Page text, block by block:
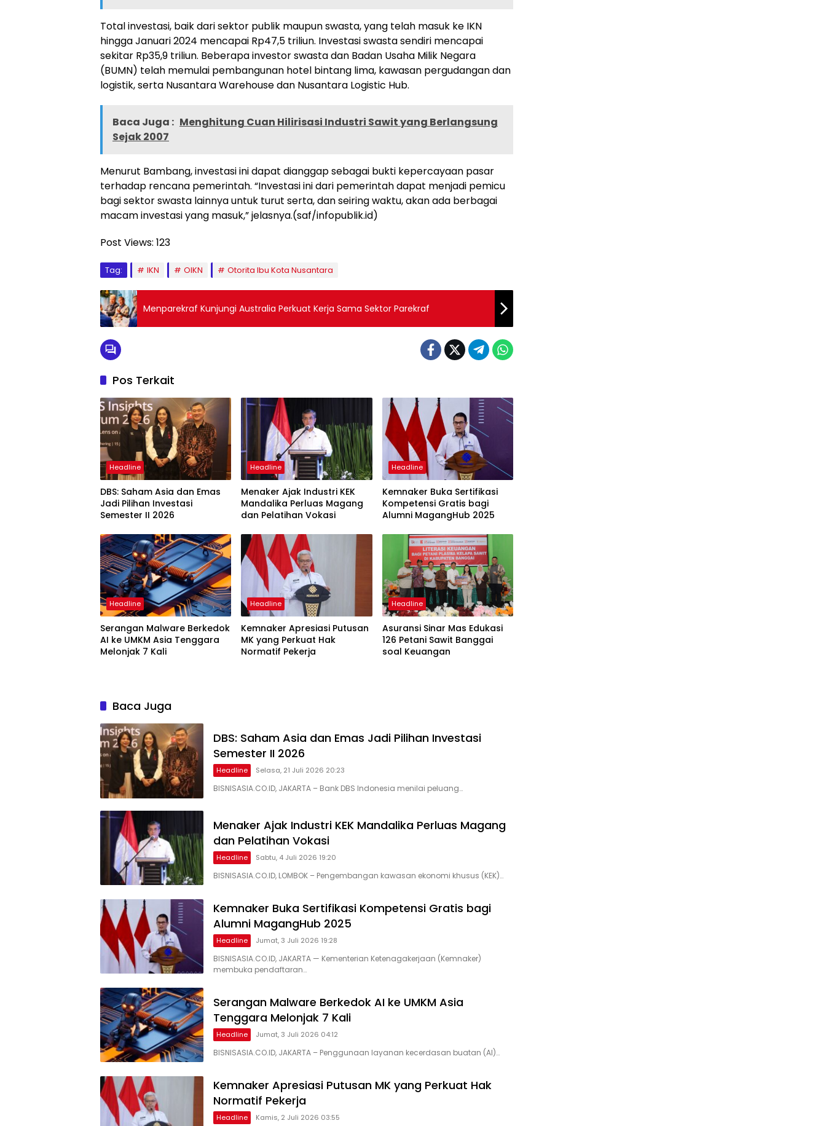
Total investasi, baik dari sektor publik maupun swasta, yang telah masuk ke IKN
hingga Januari 2024 mencapai Rp47,5 triliun. Investasi swasta sendiri mencapai
sekitar Rp35,9 triliun. Beberapa investor swasta dan Badan Usaha Milik Negara
(BUMN) telah memulai pembangunan hotel bintang lima, kawasan pergudangan dan
logistik, serta Nusantara Warehouse dan Nusantara Logistic Hub.
Baca Juga : Menghitung Cuan Hilirisasi Industri Sawit yang Berlangsung
Sejak 2007
Menurut Bambang, investasi ini dapat dianggap sebagai bukti kepercayaan pasar
terhadap rencana pemerintah. “Investasi ini dari pemerintah dapat menjadi pemicu
bagi sektor swasta lainnya untuk turut serta, dan seiring waktu, akan ada berbagai
macam investasi yang masuk,” jelasnya.(saf/infopublik.id)
Post Views: 123
Tag: IKN OIKN Otorita Ibu Kota Nusantara
Menparekraf Kunjungi Australia Perkuat Kerja Sama Sektor Parekraf
Pos Terkait
Headline
DBS: Saham Asia dan Emas
Jadi Pilihan Investasi
Semester II 2026
Headline
Menaker Ajak Industri KEK
Mandalika Perluas Magang
dan Pelatihan Vokasi
Headline
Kemnaker Buka Sertifikasi
Kompetensi Gratis bagi
Alumni MagangHub 2025
Headline
Serangan Malware Berkedok
AI ke UMKM Asia Tenggara
Melonjak 7 Kali
Headline
Kemnaker Apresiasi Putusan
MK yang Perkuat Hak
Normatif Pekerja
Headline
Asuransi Sinar Mas Edukasi
126 Petani Sawit Banggai
soal Keuangan
Baca Juga
DBS: Saham Asia dan Emas Jadi Pilihan Investasi
Semester II 2026
Headline Selasa, 21 Juli 2026 20:23
BISNISASIA.CO.ID, JAKARTA – Bank DBS Indonesia menilai peluang…
Menaker Ajak Industri KEK Mandalika Perluas Magang
dan Pelatihan Vokasi
Headline Sabtu, 4 Juli 2026 19:20
BISNISASIA.CO.ID, LOMBOK – Pengembangan kawasan ekonomi khusus (KEK)…
Kemnaker Buka Sertifikasi Kompetensi Gratis bagi
Alumni MagangHub 2025
Headline Jumat, 3 Juli 2026 19:28
BISNISASIA.CO.ID, JAKARTA — Kementerian Ketenagakerjaan (Kemnaker)
membuka pendaftaran…
Serangan Malware Berkedok AI ke UMKM Asia
Tenggara Melonjak 7 Kali
Headline Jumat, 3 Juli 2026 04:12
BISNISASIA.CO.ID, JAKARTA – Penggunaan layanan kecerdasan buatan (AI)…
Kemnaker Apresiasi Putusan MK yang Perkuat Hak
Normatif Pekerja
Headline Kamis, 2 Juli 2026 03:55